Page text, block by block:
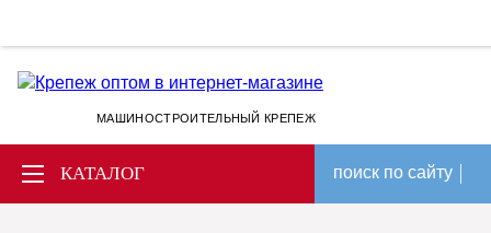
МАШИНОСТРОИТЕЛЬНЫЙ КРЕПЕЖ
КАТАЛОГ поиск по сайту